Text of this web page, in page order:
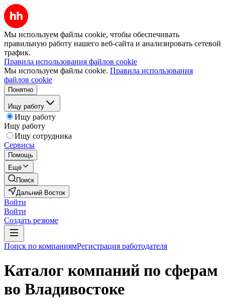
Мы используем файлы cookie, чтобы обеспечивать
правильную работу нашего веб-сайта и анализировать сетевой
трафик.
Правила использования файлов cookie
Мы используем файлы cookie. Правила использования
файлов cookie
Понятно
Ищу работу
Ищу работу
Ищу работу
Ищу сотрудника
Сервисы
Помощь
Ещё
Поиск
Дальний Восток
Войти
Войти
Создать резюме
Поиск по компаниямРегистрация работодателя
Каталог компаний по сферам
во Владивостоке